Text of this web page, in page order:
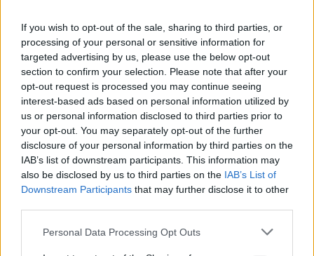
If you wish to opt-out of the sale, sharing to third parties, or
processing of your personal or sensitive information for
targeted advertising by us, please use the below opt-out
section to confirm your selection. Please note that after your
opt-out request is processed you may continue seeing
interest-based ads based on personal information utilized by
us or personal information disclosed to third parties prior to
your opt-out. You may separately opt-out of the further
disclosure of your personal information by third parties on the
IAB’s list of downstream participants. This information may
also be disclosed by us to third parties on the IAB’s List of
Downstream Participants that may further disclose it to other
Please note that this website/app uses one or more Google
Personal Data Processing Opt Outs
La candidatura di Irsina per Capitale Italiana della